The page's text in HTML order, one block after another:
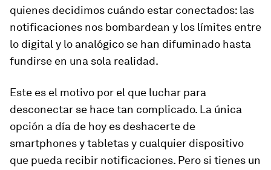
quienes decidimos cuándo estar conectados: las
notificaciones nos bombardean y los límites entre
lo digital y lo analógico se han difuminado hasta
fundirse en una sola realidad.
Este es el motivo por el que luchar para
desconectar se hace tan complicado. La única
opción a día de hoy es deshacerte de
smartphonesy tabletas y cualquier dispositivo
que pueda recibir notificaciones. Pero si tienes un